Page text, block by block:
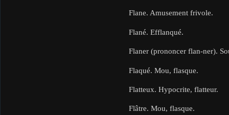
Flane. Amusement frivole.
Flané. Efflanqué.
Flaner (prononcer flan-ner).
Flaqué. Mou, flasque.
Flatteux. Hypocrite, flatteur.
Flâtre. Mou, flasque.